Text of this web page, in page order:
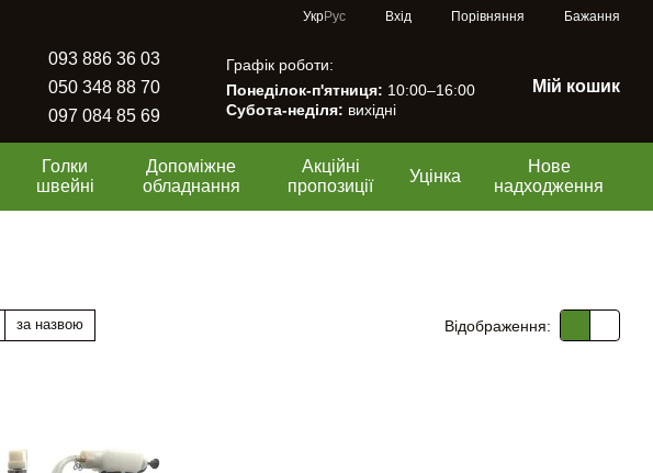
УкрРус Вхід Порівняння Бажання
093 886 36 03
050 348 88 70
097 084 85 69
Графік роботи:
Понеділок-п'ятниця: 10:00–16:00
Субота-неділя: вихідні
Мій кошик
Голки
швейні
Допоміжне
обладнання
Акційні
пропозиції
Уцінка
Нове
надходження
за назвою Відображення: